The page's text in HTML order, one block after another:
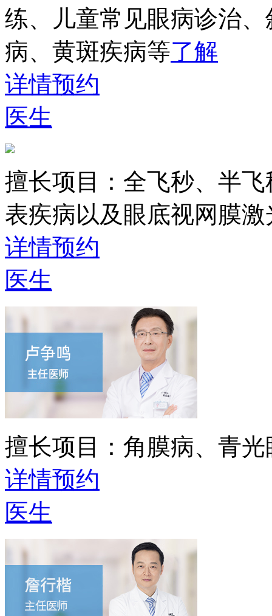
练、儿童常见眼病诊治
病、黄斑疾病等了解
详情预约
医生
擅长项目： 全飞秒、半
表疾病以及眼底视网膜激
详情预约
医生
擅长项目： 角膜病、青
详情预约
医生